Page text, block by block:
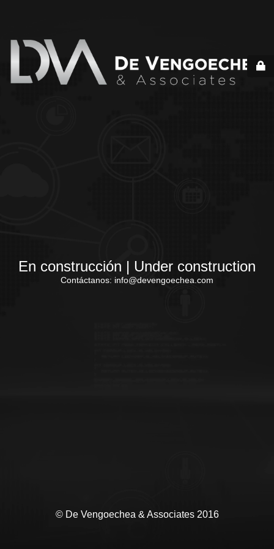
En construcción | Under construction
Contáctanos: info@devengoechea.com
© De Vengoechea & Associates 2016